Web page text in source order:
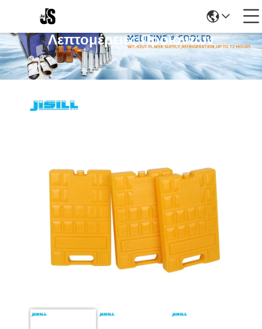
Λεπτομέρειες Προϊόντων